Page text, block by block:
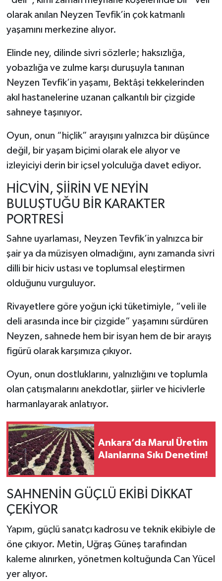
olarak anılan Neyzen Tevfik’in çok katmanlı
yaşamını merkezine alıyor.
Elinde ney, dilinde sivri sözlerle; haksızlığa,
yobazlığa ve zulme karşı duruşuyla tanınan
Neyzen Tevfik’in yaşamı, Bektâşi tekkelerinden
akıl hastanelerine uzanan çalkantılı bir çizgide
sahneye taşınıyor.
Oyun, onun “hiçlik” arayışını yalnızca bir düşünce
değil, bir yaşam biçimi olarak ele alıyor ve
izleyiciyi derin bir içsel yolculuğa davet ediyor.
HİCVİN, ŞİİRİN VE NEYİN
BULUŞTUĞU BİR KARAKTER
PORTRESİ
Sahne uyarlaması, Neyzen Tevfik’in yalnızca bir
şair ya da müzisyen olmadığını, aynı zamanda sivri
dilli bir hiciv ustası ve toplumsal eleştirmen
olduğunu vurguluyor.
Rivayetlere göre yoğun içki tüketimiyle, “veli ile
deli arasında ince bir çizgide” yaşamını sürdüren
Neyzen, sahnede hem bir isyan hem de bir arayış
figürü olarak karşımıza çıkıyor.
Oyun, onun dostluklarını, yalnızlığını ve toplumla
olan çatışmalarını anekdotlar, şiirler ve hicivlerle
harmanlayarak anlatıyor.
Ankara’da Marul Üretim
Alanlarına Sıkı Denetim!
SAHNENİN GÜÇLÜ EKİBİ DİKKAT
ÇEKİYOR
Yapım, güçlü sanatçı kadrosu ve teknik ekibiyle de
öne çıkıyor. Metin, Uğraş Güneş tarafından
kaleme alınırken, yönetmen koltuğunda Can Yücel
yer alıyor.